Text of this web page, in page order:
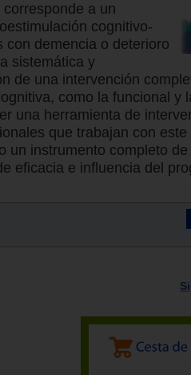
a un
cognitivo-
con demencia o deterioro
sistemática y
de una intervención
como la funcional y
una herramienta de
que trabajan con este
un instrumento completo
eficacia e influencia del